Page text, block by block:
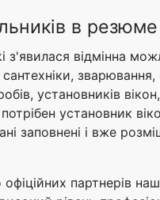
в резюме
з'явилася відмінна
сантехніки,
установників
установник
заповнені і вже
партнерів